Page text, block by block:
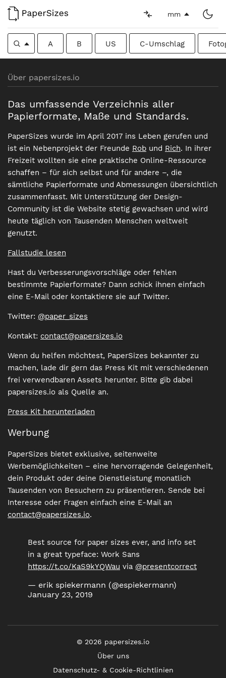
mm
A B US C-Umschlag
Über papersizes.io
Das umfassende Verzeichnis aller
Papierformate, Maße und Standards.
PaperSizes wurde im April 2017 ins Leben gerufen und
ist ein Nebenprojekt der Freunde Rob und Rich. In ihrer
Freizeit wollten sie eine praktische Online-Ressource
schaffen – für sich selbst und für andere –, die
sämtliche Papierformate und Abmessungen übersichtlich
zusammenfasst. Mit Unterstützung der Design-
Community ist die Website stetig gewachsen und wird
heute täglich von Tausenden Menschen weltweit
genutzt.
Fallstudie lesen
Hast du Verbesserungsvorschläge oder fehlen
bestimmte Papierformate? Dann schick ihnen einfach
eine E-Mail oder kontaktiere sie auf Twitter.
Twitter: @paper_sizes
Kontakt: contact@papersizes.io
Wenn du helfen möchtest, PaperSizes bekannter zu
machen, lade dir gern das Press Kit mit verschiedenen
frei verwendbaren Assets herunter. Bitte gib dabei
papersizes.io als Quelle an.
Press Kit herunterladen
Werbung
PaperSizes bietet exklusive, seitenweite
Werbemöglichkeiten – eine hervorragende Gelegenheit,
dein Produkt oder deine Dienstleistung monatlich
Tausenden von Besuchern zu präsentieren. Sende bei
Interesse oder Fragen einfach eine E-Mail an
contact@papersizes.io.
Best source for paper sizes ever, and info set
in a great typeface: Work Sans
https://t.co/KaS9kYQWau via @presentcorrect
— erik spiekermann (@espiekermann)
January 23, 2019
© 2026 papersizes.io
Über uns
Datenschutz- & Cookie-Richtlinien